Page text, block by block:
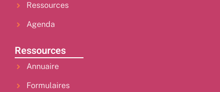
Ressources
Agenda
Ressources
Annuaire
Formulaires